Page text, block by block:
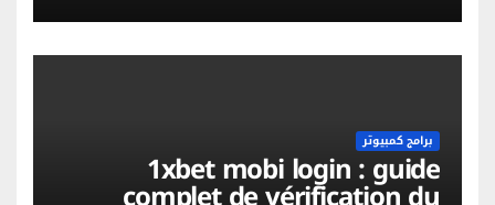
برامج كمبيوتر
1xbet mobi login : guide